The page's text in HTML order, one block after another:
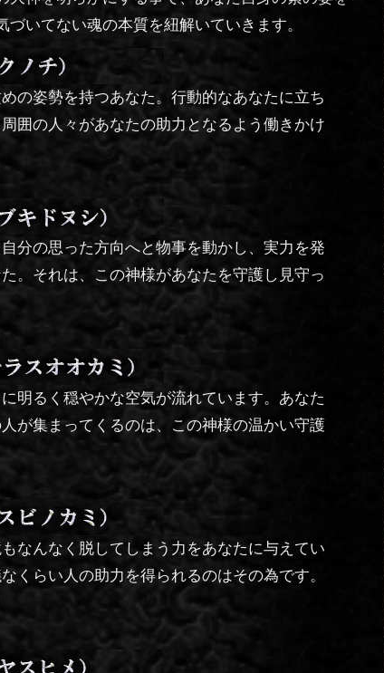
いてない魂の本質を紐解いていきます。
の姿勢を持つあなた。行動的なあなたに立ち
囲の人々があなたの助力となるよう働きかけ
分の思った方向へと物事を動かし、実力を発
。それは、この神様があなたを守護し見守っ
明るく穏やかな空気が流れています。あなた
が集まってくるのは、この神様の温かい守護
なんなく脱してしまう力をあなたに与えてい
くらい人の助力を得られるのはその為です。